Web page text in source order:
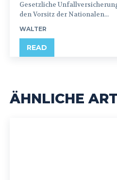
Gesetzliche
den Vorsitz der Nationalen...
WALTER
READ
ÄHNLICHE